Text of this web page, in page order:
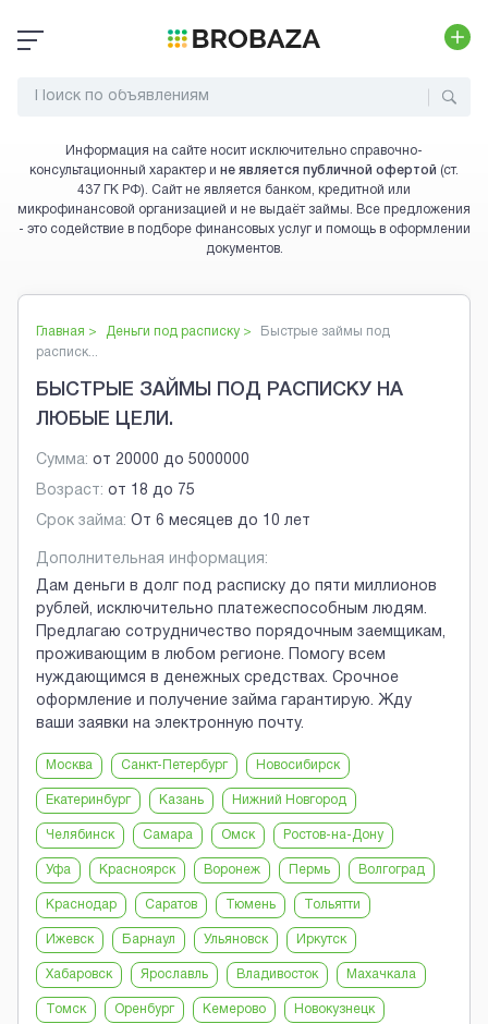
Информация на сайте носит исключительно справочно-
консультационный характер и не является публичной офертой (ст.
437 ГК РФ). Сайт не является банком, кредитной или
микрофинансовой организацией и не выдаёт займы. Все предложения
- это содействие в подборе финансовых услуг и помощь в оформлении
документов.
Главная > Деньги под расписку >
Быстрые займы под
расписк...
БЫСТРЫЕ ЗАЙМЫ ПОД РАСПИСКУ НА
ЛЮБЫЕ ЦЕЛИ.
Сумма: от 20000 до 5000000
Возраст: от 18 до 75
Срок займа: От 6 месяцев до 10 лет
Дополнительная информация:
Дам деньги в долг под расписку до пяти миллионов
рублей, исключительно платежеспособным людям.
Предлагаю сотрудничество порядочным заемщикам,
проживающим в любом регионе. Помогу всем
нуждающимся в денежных средствах. Срочное
оформление и получение займа гарантирую. Жду
ваши заявки на электронную почту.
Москва Санкт-Петербург Новосибирск
Екатеринбург Казань Нижний Новгород
Челябинск Самара Омск Ростов-на-Дону
Уфа Красноярск Воронеж Пермь Волгоград
Краснодар Саратов Тюмень Тольятти
Ижевск Барнаул Ульяновск Иркутск
Хабаровск Ярославль Владивосток Махачкала
Томск Оренбург Кемерово Новокузнецк